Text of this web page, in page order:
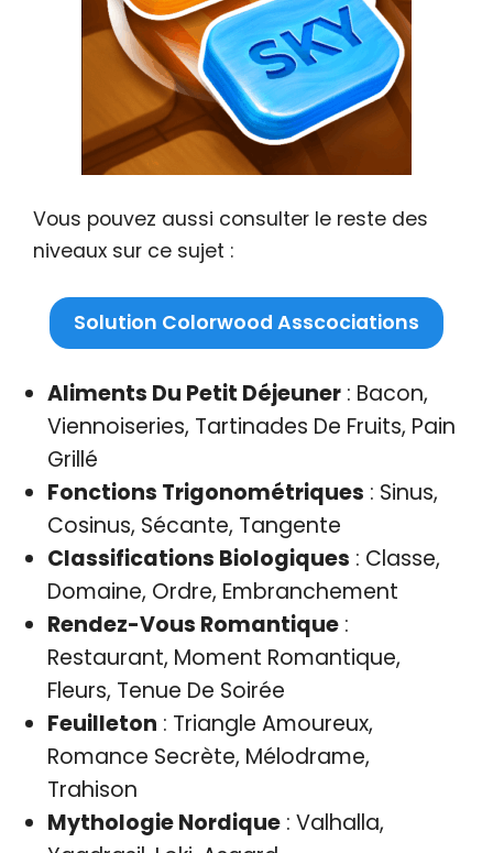
Vous pouvez aussi consulter le reste des
niveaux sur ce sujet :
Solution Colorwood Asscociations
Aliments Du Petit Déjeuner: Bacon,
Viennoiseries, Tartinades De Fruits, Pain
Grillé
Fonctions Trigonométriques : Sinus,
Cosinus, Sécante, Tangente
Classifications Biologiques : Classe,
Domaine, Ordre, Embranchement
Rendez-Vous Romantique:
Restaurant, Moment Romantique,
Fleurs, Tenue De Soirée
Feuilleton : Triangle Amoureux,
Romance Secrète, Mélodrame,
Trahison
Mythologie Nordique: Valhalla,